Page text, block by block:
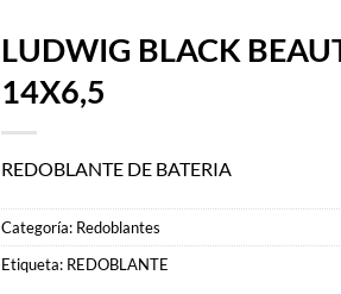
LUDWIG BLACK
14X6,5
REDOBLANTE DE BATERIA
Categoría: Redoblantes
Etiqueta: REDOBLANTE